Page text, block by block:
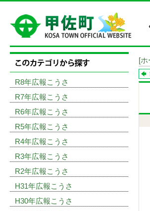
[ホ
R8年広報こうさ
R7年広報こうさ
R6年広報こうさ
R5年広報こうさ
R4年広報こうさ
R3年広報こうさ
R2年広報こうさ
H31年広報こうさ
H30年広報こうさ